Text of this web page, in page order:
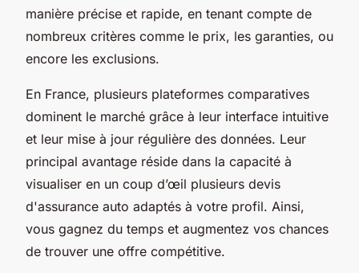
manière précise et rapide, en tenant compte de
nombreux critères comme le prix, les garanties, ou
encore les exclusions.
En France, plusieurs plateformes comparatives
dominent le marché grâce à leur interface intuitive
et leur mise à jour régulière des données. Leur
principal avantage réside dans la capacité à
visualiser en un coup d’œil plusieurs devis
d'assurance auto adaptés à votre profil. Ainsi,
vous gagnez du temps et augmentez vos chances
de trouver une offre compétitive.